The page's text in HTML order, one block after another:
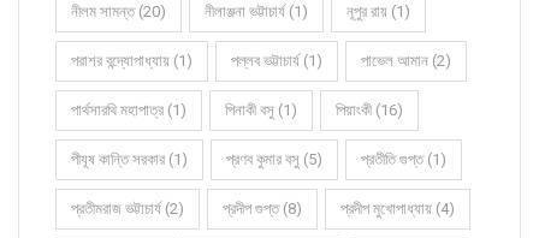
নীলম সামন্ত (20) নীলাঞ্জনা ভট্টাচার্য (1) নূপুর রায় (1)
পরাশর বন্দ্যোপাধ্যায় (1) পল্লব ভট্টাচার্য (1) পাভেল আমান (2)
পার্থসারথি মহাপাত্র (1) পিনাকী বসু (1) পিয়াংকী (16)
পীযূষ কান্তি সরকার (1) প্রণব কুমার বসু (5) প্রতীতি গুপ্ত (1)
প্রতীমরাজ ভট্টাচার্য (2) প্রদীপ গুপ্ত (8) প্রদীপ মুখোপাধ্যায় (4)